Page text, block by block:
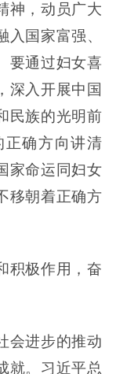
神，动员广大
国家富强、
要通过妇女喜
深入开展中国
民族的光明前
正确方向讲清
家命运同妇女
移朝着正确方
极作用，奋
进步的推动
就。习近平总